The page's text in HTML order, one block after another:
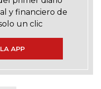
y financiero de
un clic
APP